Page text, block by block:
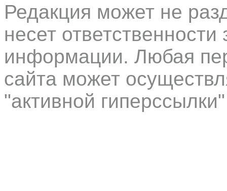
Редакция может не
несет
информации. Любая
сайта может
"активной